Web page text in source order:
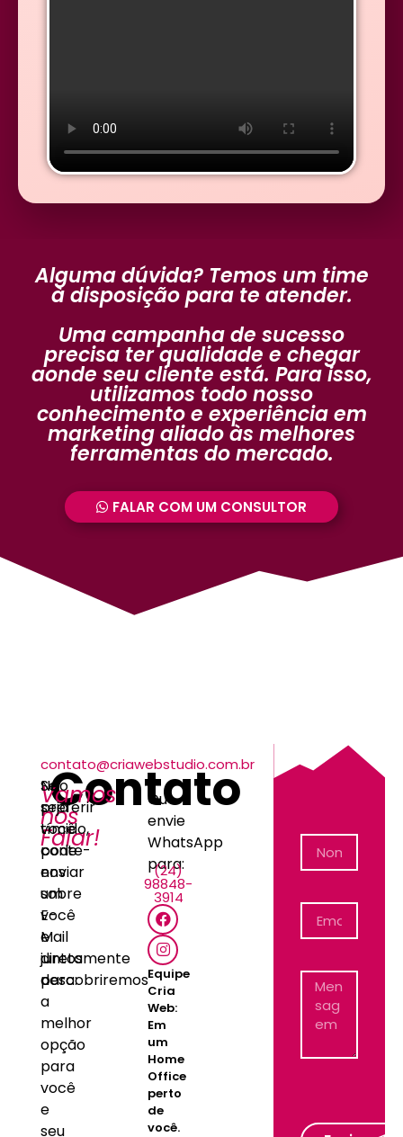
Alguma dúvida? Temos um time
à disposição para te atender.
Uma campanha de sucesso
precisa ter qualidade e chegar
aonde seu cliente está. Para isso,
utilizamos todo nosso
conhecimento e experiência em
marketing aliado às melhores
ferramentas do mercado.
FALAR COM UM CONSULTOR
Contato
Vamos
nos
Falar!
Não
seja
tímido,
conte-
nos
sobre
você
e
juntos
descobriremos
a
melhor
opção
para
você
e
seu
Se
preferir
você
pode
enviar
um
E-
Mail
diretamente
para:
contato@criawebstudio.com.br
Ou
envie
WhatsApp
para:
(24)
98848-
3914
Equipe
Cria
Web:
Em
um
Home
Office
perto
de
você.